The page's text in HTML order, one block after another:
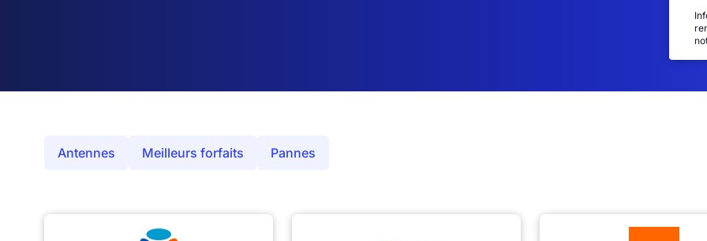
Antennes Meilleurs forfaits Pannes